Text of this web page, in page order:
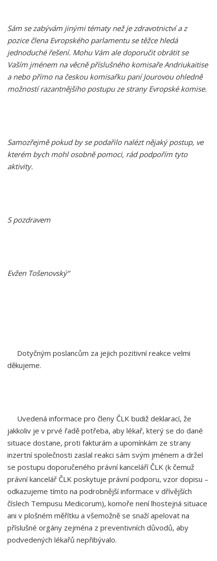
Sám se zabývám jinými tématy než je zdravotnictví a z
pozice člena Evropského parlamentu se těžce hledá
jednoduché řešení. Mohu Vám ale doporučit obrátit se
Vaším jménem na věcně příslušného komisaře Andriukaitise
a nebo přímo na českou komisařku paní Jourovou ohledně
možností razantnějšího postupu ze strany Evropské komise.
Samozřejmě pokud by se podařilo nalézt nějaký postup, ve
kterém bych mohl osobně pomoci, rád podpořím tyto
aktivity.
S pozdravem
Evžen Tošenovský“
Dotyčným poslancům za jejich pozitivní reakce velmi
děkujeme.
Uvedená informace pro členy ČLK budiž deklarací, že
jakkoliv je v prvé řadě potřeba, aby lékař, který se do dané
situace dostane, proti fakturám a upomínkám ze strany
inzertní společnosti zaslal reakci sám svým jménem a držel
se postupu doporučeného právní kanceláří ČLK (k čemuž
právní kancelář ČLK poskytuje právní podporu, vzor dopisu –
odkazujeme tímto na podrobnější informace v dřívějších
číslech Tempusu Medicorum), komoře není lhostejná situace
ani v plošném měřítku a všemožně se snaží apelovat na
příslušné orgány zejména z preventivních důvodů, aby
podvedených lékařů nepřibývalo.